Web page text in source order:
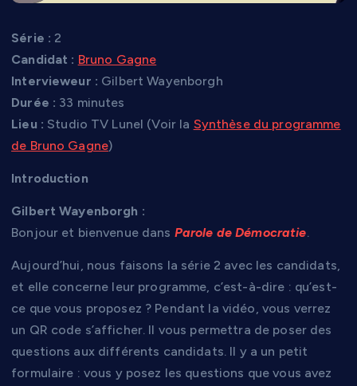
Série : 2
Candidat : Bruno Gagne
Intervieweur : Gilbert Wayenborgh
Durée : 33 minutes
Lieu : Studio TV Lunel (Voir la Synthèse du programme
de Bruno Gagne)
Introduction
Gilbert Wayenborgh :
Bonjour et bienvenue dans Parole de Démocratie.
Aujourd’hui, nous faisons la série 2 avec les candidats,
et elle concerne leur programme, c’est-à-dire : qu’est-
ce que vous proposez ? Pendant la vidéo, vous verrez
un QR code s’afficher. Il vous permettra de poser des
questions aux différents candidats. Il y a un petit
formulaire : vous y posez les questions que vous avez